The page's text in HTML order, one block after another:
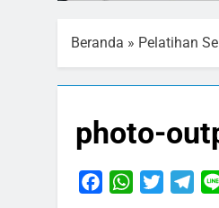
Beranda » Pelatihan
photo-
FacebookWhatsApp
Twitter